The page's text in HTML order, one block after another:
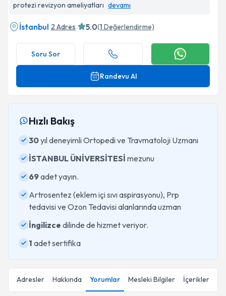
protezi revizyon ameliyatları devamı
İstanbul 2 Adres 5.0(1 Değerlendirme)
Soru Sor
Randevu Al
Hızlı Bakış
30yıl deneyimli Ortopedi ve Travmatoloji Uzmanı
İSTANBUL ÜNİVERSİTESİ mezunu
69adet yayın.
Artrosentez (eklem içi sıvı aspirasyonu), Prp
tedavisi ve Ozon Tedavisi alanlarında uzman
İngilizce dilinde de hizmet veriyor.
1 adet sertifika
Adresler Hakkında Yorumlar Mesleki Bilgiler İçerikler